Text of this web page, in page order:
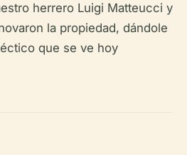
herrero Luigi Matteucci y
la propiedad, dándole
que se ve hoy